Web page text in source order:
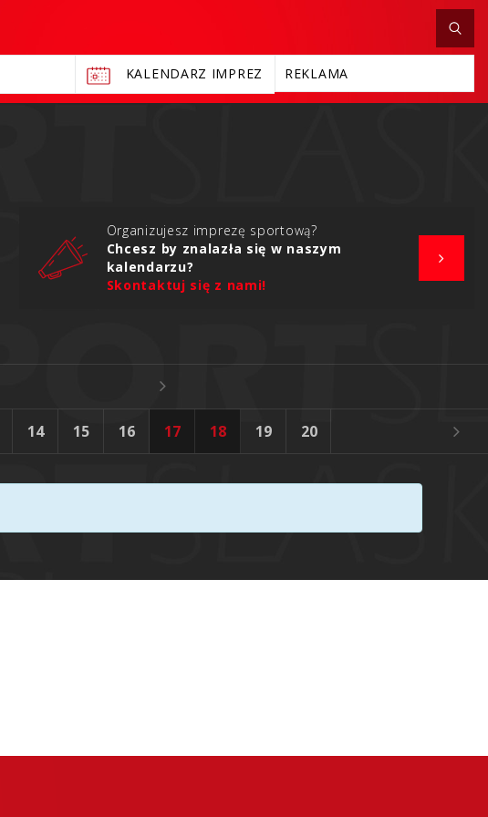
KALENDARZ IMPREZ REKLAMA
Organizujesz imprezę sportową?
Chcesz by znalazła się w naszym
kalendarzu?
Skontaktuj się z nami!
14 15 16 17 18 19 20 23